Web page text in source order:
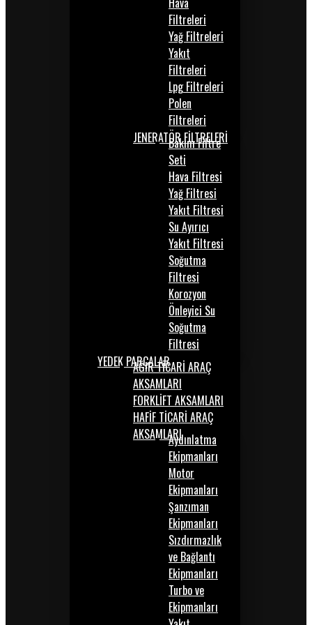
Filtreleri
Yağ Filtreleri
Yakıt
Filtreleri
Lpg Filtreleri
Polen
Filtreleri
JENERATÖR FİLTRELERİ
Bakım Filtre
Seti
Hava Filtresi
Yağ Filtresi
Yakıt Filtresi
Su Ayırıcı
Yakıt Filtresi
Soğutma
Filtresi
Korozyon
Önleyici Su
Soğutma
Filtresi
YEDEK PARÇALARAĞIR TİCARİ ARAÇ
AKSAMLARI
FORKLİFT AKSAMLARI
HAFİF TİCARİ ARAÇ
AKSAMLARIAydınlatma
Ekipmanları
Motor
Ekipmanları
Şanzıman
Ekipmanları
Sızdırmazlık
ve Bağlantı
Ekipmanları
Turbo ve
Ekipmanları